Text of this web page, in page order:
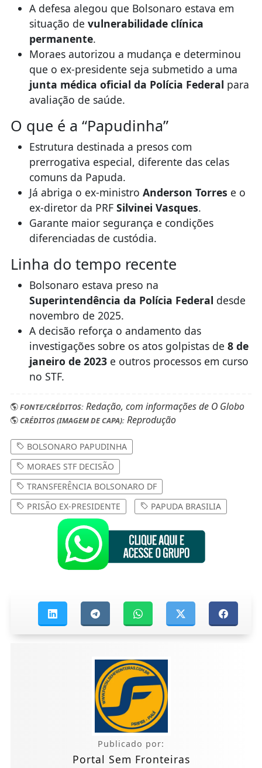
A defesa alegou que Bolsonaro estava em
situação de vulnerabilidade clínica
permanente.
Moraes autorizou a mudança e determinou
que o ex-presidente seja submetido a uma
junta médica oficial da Polícia Federal para
avaliação de saúde.
O que é a “Papudinha”
Estrutura destinada a presos com
prerrogativa especial, diferente das celas
comuns da Papuda.
Já abriga o ex-ministro Anderson Torres e o
ex-diretor da PRF Silvinei Vasques.
Garante maior segurança e condições
diferenciadas de custódia.
Linha do tempo recente
Bolsonaro estava preso na
Superintendência da Polícia Federal desde
novembro de 2025.
A decisão reforça o andamento das
investigações sobre os atos golpistas de 8 de
janeiro de 2023e outros processos em curso
no STF.
FONTE/CRÉDITOS:Redação, com informações de O Globo
CRÉDITOS (IMAGEM DE CAPA):Reprodução
BOLSONARO PAPUDINHA
MORAES STF DECISÃO
TRANSFERÊNCIA BOLSONARO DF
PRISÃO EX-PRESIDENTE
PAPUDA BRASILIA
Publicado por:
Portal Sem Fronteiras